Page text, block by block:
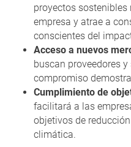
proyectos sostenibles
empresa y atrae a
conscientes del
Acceso a nuevos
buscan proveedores
compromiso
Cumplimiento de
facilitará a las
objetivos de
climática.